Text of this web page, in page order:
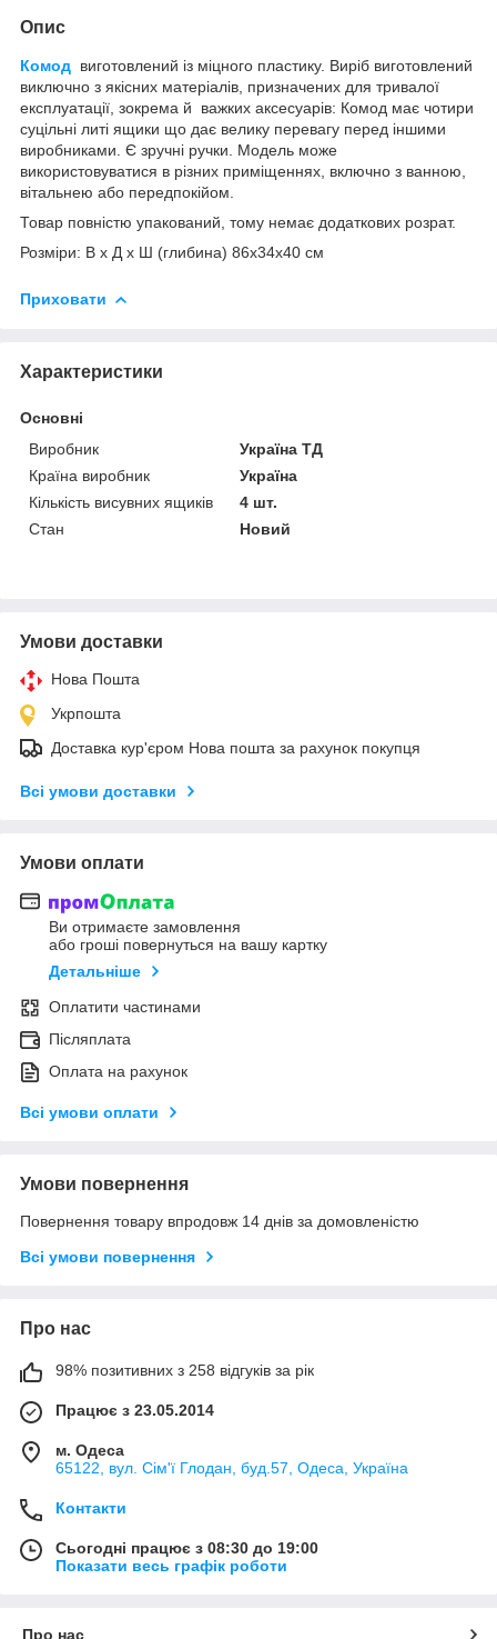
Опис
Комод виготовлений із міцного пластику. Виріб виготовлений
виключно з якісних матеріалів, призначених для тривалої
експлуатації, зокрема й важких аксесуарів: Комод має чотири
суцільні литі ящики що дає велику перевагу перед іншими
виробниками. Є зручні ручки. Модель може
використовуватися в різних приміщеннях, включно з ванною,
вітальнею або передпокійом.
Товар повністю упакований, тому немає додаткових розрат.
Розміри: В х Д х Ш (глибина) 86х34х40 см
Приховати
Характеристики
Основні
Виробник
Україна ТД
Країна виробник
Україна
Кількість висувних ящиків
4 шт.
Стан
Новий
Умови доставки
Нова Пошта
Укрпошта
Доставка кур'єром Нова пошта за рахунок покупця
Всі умови доставки
Умови оплати
Ви отримаєте замовлення
або гроші повернуться на вашу картку
Детальніше
Оплатити частинами
Післяплата
Оплата на рахунок
Всі умови оплати
Умови повернення
Повернення товару впродовж 14 днів за домовленістю
Всі умови повернення
Про нас
98% позитивних з 258 відгуків за рік
Працює з 23.05.2014
м. Одеса
65122, вул. Сім'ї Глодан, буд.57, Одеса, Україна
Контакти
Сьогодні працює з 08:30 до 19:00
Показати весь графік роботи
Про нас